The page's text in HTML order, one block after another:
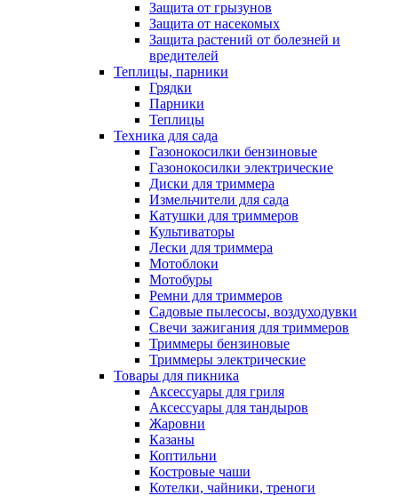
Защита от грызунов
Защита от насекомых
Защита растений от болезней и
вредителей
Теплицы, парники
Грядки
Парники
Теплицы
Техника для сада
Газонокосилки бензиновые
Газонокосилки электрические
Диски для триммера
Измельчители для сада
Катушки для триммеров
Культиваторы
Лески для триммера
Мотоблоки
Мотобуры
Ремни для триммеров
Садовые пылесосы, воздуходувки
Свечи зажигания для триммеров
Триммеры бензиновые
Триммеры электрические
Товары для пикника
Аксессуары для гриля
Аксессуары для тандыров
Жаровни
Казаны
Коптильни
Костровые чаши
Котелки, чайники, треноги